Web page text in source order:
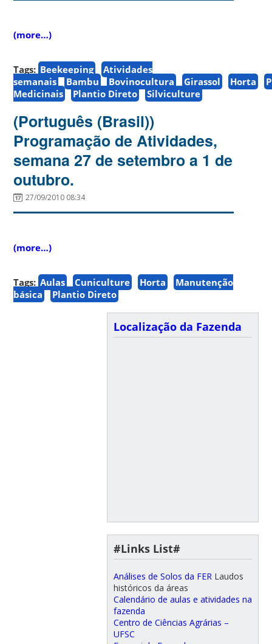
(more…)
Tags: Beekeeping
Atividades
semanais
Bambu Bovinocultura Girassol Horta
Medicinais
Plantio Direto Silviculture
(Português (Brasil))
Programação de Atividades,
semana 27 de setembro a 1 de
outubro.
27/09/2010 08:34
(more…)
Tags: Aulas Cuniculture Horta
Manutenção
básica
Plantio Direto
Localização da Fazenda
#Links List#
Análises de Solos da FER Laudos
históricos da áreas
Calendário de aulas e atividades na
fazenda
Centro de Ciências Agrárias –
UFSC